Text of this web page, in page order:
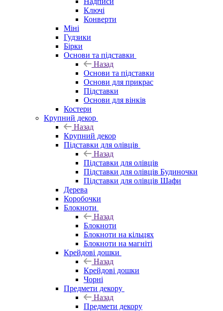
Ключі
Конверти
Міні
Гудзики
Бірки
Основи та підставки
Назад
Основи та підставки
Основи для прикрас
Підставки
Основи для вінків
Костери
Крупний декор
Назад
Крупний декор
Підставки для олівців
Назад
Підставки для олівців
Підставки для олівців Будиночки
Підставки для олівців Шафи
Дерева
Коробочки
Блокноти
Назад
Блокноти
Блокноти на кільцях
Блокноти на магніті
Крейдові дошки
Назад
Крейдові дошки
Чорні
Предмети декору
Назад
Предмети декору